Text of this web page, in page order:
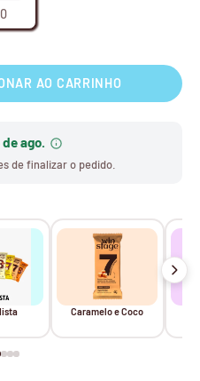
AO CARRINHO
de ago.
de finalizar o pedido.
Caramelo e Coco